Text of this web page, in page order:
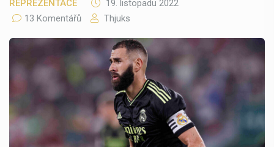
REPREZENTACE
19. listopadu 2022
13 Komentářů
Thjuks